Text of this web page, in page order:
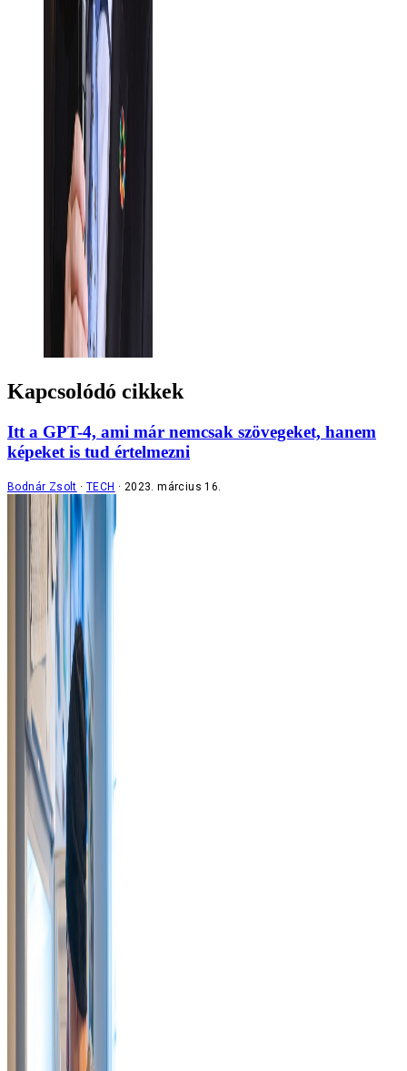
Kapcsolódó cikkek
Itt a GPT-4, ami már nemcsak szövegeket, hanem
képeket is tud értelmezni
Bodnár Zsolt TECH 2023. március 16.